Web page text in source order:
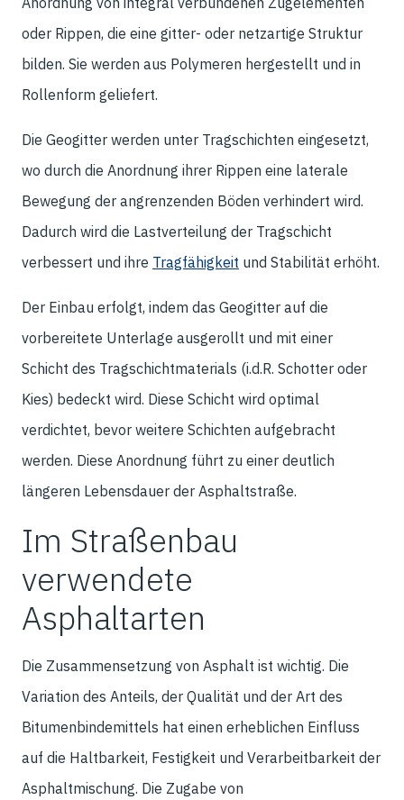
oder Rippen, die eine gitter- oder netzartige Struktur
bilden. Sie werden aus Polymeren hergestellt und in
Rollenform geliefert.
Die Geogitter werden unter Tragschichten eingesetzt,
wo durch die Anordnung ihrer Rippen eine laterale
Bewegung der angrenzenden Böden verhindert wird.
Dadurch wird die Lastverteilung der Tragschicht
verbessert und ihre Tragfähigkeit und Stabilität erhöht.
Der Einbau erfolgt, indem das Geogitter auf die
vorbereitete Unterlage ausgerollt und mit einer
Schicht des Tragschichtmaterials (i.d.R. Schotter oder
Kies) bedeckt wird. Diese Schicht wird optimal
verdichtet, bevor weitere Schichten aufgebracht
werden. Diese Anordnung führt zu einer deutlich
längeren Lebensdauer der Asphaltstraße.
Im Straßenbau
verwendete
Asphaltarten
Die Zusammensetzung von Asphalt ist wichtig. Die
Variation des Anteils, der Qualität und der Art des
Bitumenbindemittels hat einen erheblichen Einfluss
auf die Haltbarkeit, Festigkeit und Verarbeitbarkeit der
Asphaltmischung. Die Zugabe von